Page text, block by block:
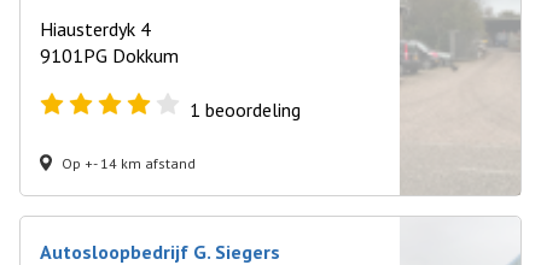
Hiausterdyk 4
9101PG Dokkum
1 beoordeling
Op +- 14 km afstand
Autosloopbedrijf G. Siegers